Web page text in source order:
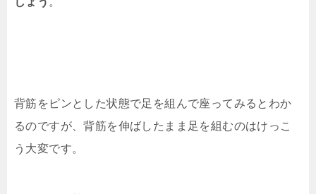
背筋をピンとした状態で足を組んで座ってみるとわか
るのですが、背筋を伸ばしたまま足を組むのはけっこ
う大変です。